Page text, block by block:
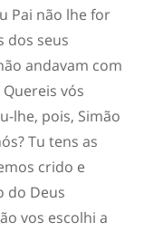
Pai não lhe for
dos seus
andavam com
Quereis vós
lhe, pois, Simão
Tu tens as
crido e
do Deus
vos escolhi a